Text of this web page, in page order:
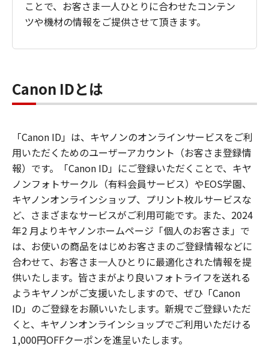
ことで、お客さま一人ひとりに合わせたコンテン
ツや機材の情報をご提供させて頂きます。
Canon IDとは
「Canon ID」は、キヤノンのオンラインサービスをご利
用いただくためのユーザーアカウント（お客さま登録情
報）です。「Canon ID」にご登録いただくことで、キヤ
ノンフォトサークル（有料会員サービス）やEOS学園、
キヤノンオンラインショップ、プリント枚ルサービスな
ど、さまざまなサービスがご利用可能です。また、2024
年2 月よりキヤノンホームページ「個人のお客さま」で
は、お使いの商品をはじめお客さまのご登録情報などに
合わせて、お客さま一人ひとりに最適化された情報を提
供いたします。皆さまがより良いフォトライフを送れる
ようキヤノンがご支援いたしますので、ぜひ「Canon
ID」のご登録をお願いいたします。新規でご登録いただ
くと、キヤノンオンラインショップでご利用いただける
1,000円OFFクーポンを進呈いたします。